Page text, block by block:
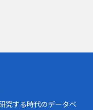
2026「AIが研究
究する時代のデータベ